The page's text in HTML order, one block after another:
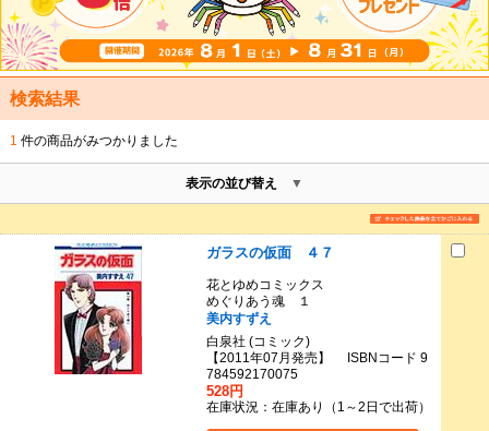
検索結果
1 件の商品がみつかりました
表示の並び替え
ガラスの仮面 ４７
花とゆめコミックス
めぐりあう魂 １
美内すずえ
白泉社 (コミック)
【2011年07月発売】 ISBNコード 9
784592170075
528円
在庫状況：在庫あり（1～2日で出荷）